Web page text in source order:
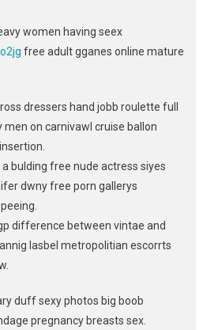
women having seex
free adult gganes online mature
dressers hand jobb roulette full
men on carnivawl cruise ballon
bulding free nude actress siyes
dwny free porn gallerys
difference between vintae and
lasbel metropolitian escorrts
duff sexy photos big boob
pregnancy breasts sex.